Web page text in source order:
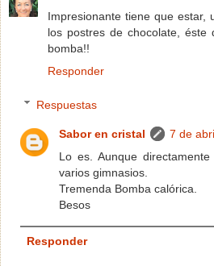
Impresionante tiene que estar,
los postres de chocolate,
bomba!!
Responder
Respuestas
Sabor en cristal
7 de
Lo es. Aunque
varios gimnasios.
Tremenda Bomba calórica.
Besos
Responder